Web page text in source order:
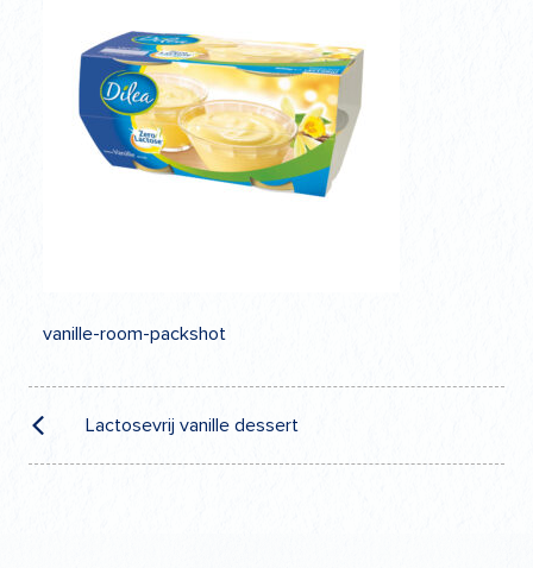
vanille-room-packshot
Navigation
de
l’article
Lactosevrij vanille dessert